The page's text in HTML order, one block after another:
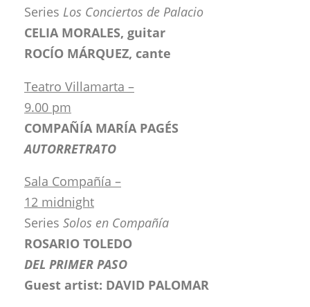
Series Los Conciertos de Palacio
CELIA MORALES, guitar
ROCÍO MÁRQUEZ, cante
Teatro Villamarta –
9.00 pm
COMPAÑÍA MARÍA PAGÉS
AUTORRETRATO
Sala Compañía –
12 midnight
Series Solos en Compañía
ROSARIO TOLEDO
DEL PRIMER PASO
Guest artist: DAVID PALOMAR